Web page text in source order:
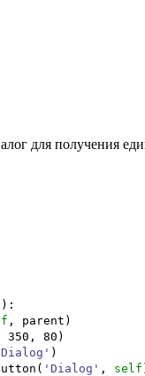
для получения
) :
, parent )
350 , 80 )
)
( 'Dialog' , self